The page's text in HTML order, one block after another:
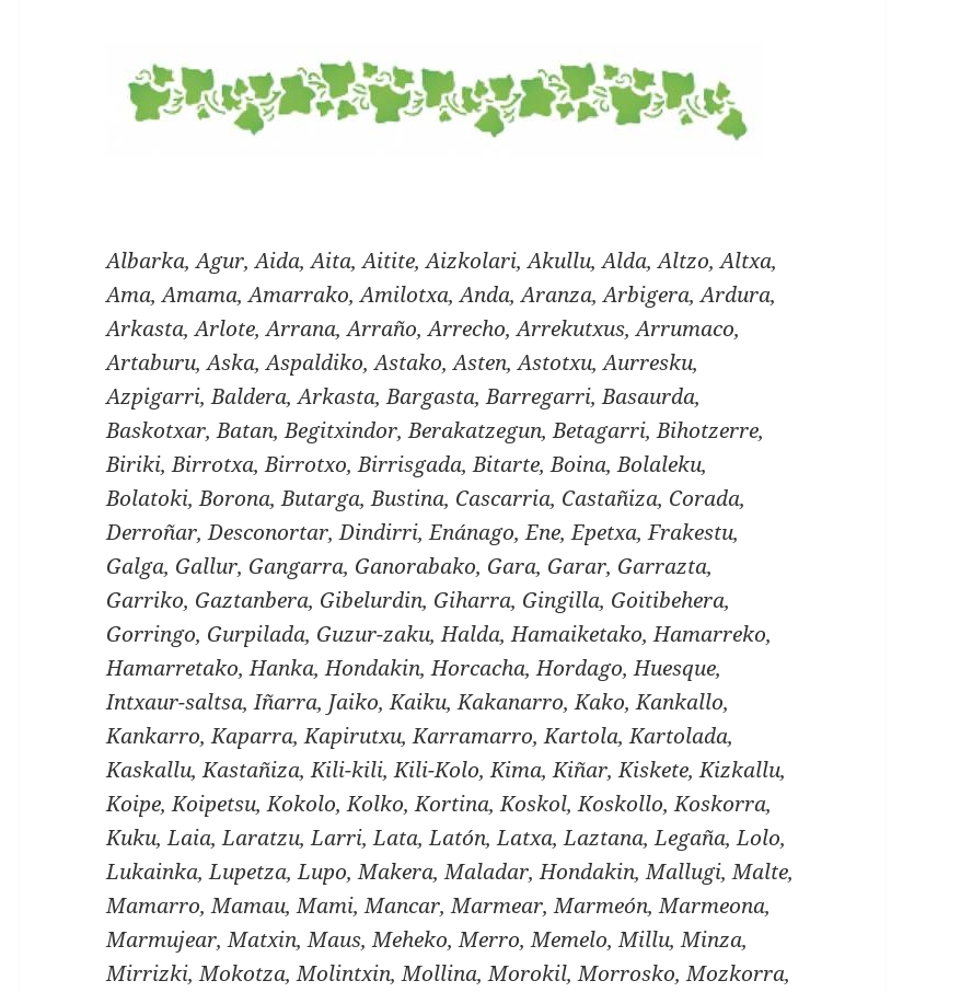
Albarka, Agur, Aida, Aita, Aitite, Aizkolari, Akullu, Alda, Altzo, Altxa,
Ama, Amama, Amarrako, Amilotxa, Anda, Aranza, Arbigera, Ardura,
Arkasta, Arlote, Arrana, Arraño, Arrecho, Arrekutxus, Arrumaco,
Artaburu, Aska, Aspaldiko, Astako, Asten, Astotxu, Aurresku,
Azpigarri, Baldera, Arkasta, Bargasta, Barregarri, Basaurda,
Baskotxar, Batan, Begitxindor, Berakatzegun, Betagarri, Bihotzerre,
Biriki, Birrotxa, Birrotxo, Birrisgada, Bitarte, Boina, Bolaleku,
Bolatoki, Borona, Butarga, Bustina, Cascarria, Castañiza, Corada,
Derroñar, Desconortar, Dindirri, Enánago, Ene, Epetxa, Frakestu,
Galga, Gallur, Gangarra, Ganorabako, Gara, Garar, Garrazta,
Garriko, Gaztanbera, Gibelurdin, Giharra, Gingilla, Goitibehera,
Gorringo, Gurpilada, Guzur-zaku, Halda, Hamaiketako, Hamarreko,
Hamarretako, Hanka, Hondakin, Horcacha, Hordago, Huesque,
Intxaur-saltsa, Iñarra, Jaiko, Kaiku, Kakanarro, Kako, Kankallo,
Kankarro, Kaparra, Kapirutxu, Karramarro, Kartola, Kartolada,
Kaskallu, Kastañiza, Kili-kili, Kili-Kolo, Kima, Kiñar, Kiskete, Kizkallu,
Koipe, Koipetsu, Kokolo, Kolko, Kortina, Koskol, Koskollo, Koskorra,
Kuku, Laia, Laratzu, Larri, Lata, Latón, Latxa, Laztana, Legaña, Lolo,
Lukainka, Lupetza, Lupo, Makera, Maladar, Hondakin, Mallugi, Malte,
Mamarro, Mamau, Mami, Mancar, Marmear, Marmeón, Marmeona,
Marmujear, Matxin, Maus, Meheko, Merro, Memelo, Millu, Minza,
Mirrizki, Mokotza, Molintxin, Mollina, Morokil, Morrosko, Mozkorra,